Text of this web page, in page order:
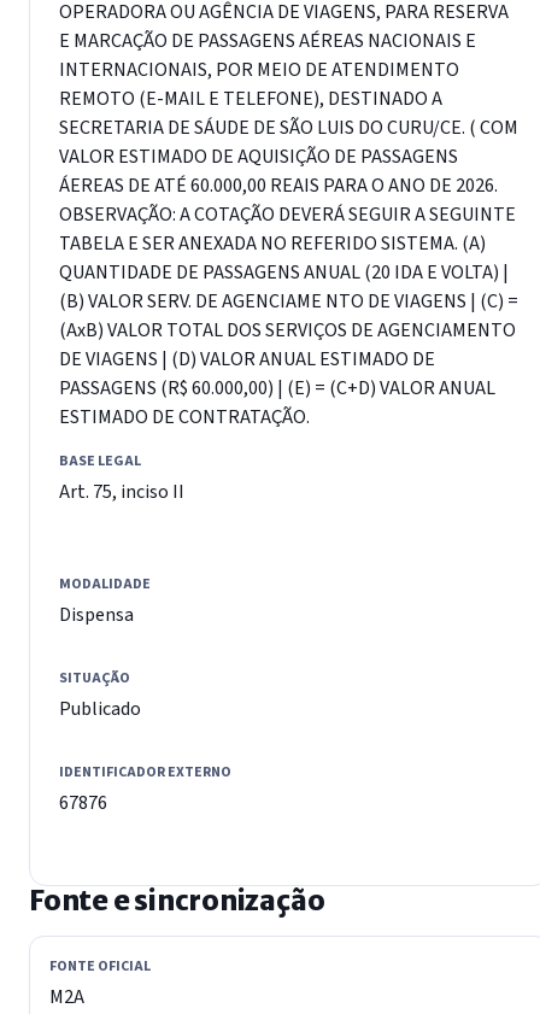
OPERADORA OU AGÊNCIA DE VIAGENS, PARA RESERVA
E MARCAÇÃO DE PASSAGENS AÉREAS NACIONAIS E
INTERNACIONAIS, POR MEIO DE ATENDIMENTO
REMOTO (E-MAIL E TELEFONE), DESTINADO A
SECRETARIA DE SÁUDE DE SÃO LUIS DO CURU/CE. ( COM
VALOR ESTIMADO DE AQUISIÇÃO DE PASSAGENS
ÁEREAS DE ATÉ 60.000,00 REAIS PARA O ANO DE 2026.
OBSERVAÇÃO: A COTAÇÃO DEVERÁ SEGUIR A SEGUINTE
TABELA E SER ANEXADA NO REFERIDO SISTEMA. (A)
QUANTIDADE DE PASSAGENS ANUAL (20 IDA E VOLTA) |
(B) VALOR SERV. DE AGENCIAME NTO DE VIAGENS | (C) =
(AxB) VALOR TOTAL DOS SERVIÇOS DE AGENCIAMENTO
DE VIAGENS | (D) VALOR ANUAL ESTIMADO DE
PASSAGENS (R$ 60.000,00) | (E) = (C+D) VALOR ANUAL
ESTIMADO DE CONTRATAÇÃO.
BASE LEGAL
Art. 75, inciso II
MODALIDADE
Dispensa
SITUAÇÃO
Publicado
IDENTIFICADOR EXTERNO
67876
Fonte e sincronização
FONTE OFICIAL
M2A